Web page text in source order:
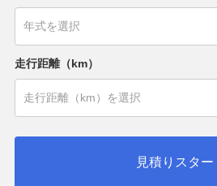
走行距離（km）
見積りスター